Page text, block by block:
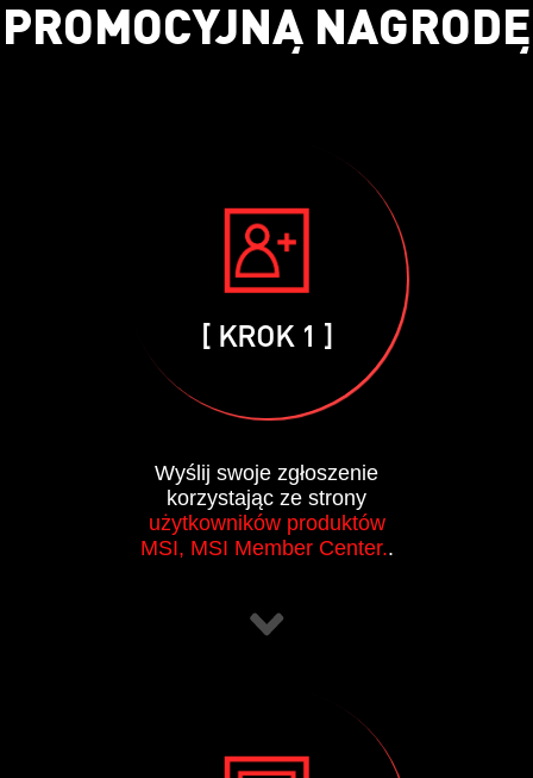
PROMOCYJNĄ NAGRODĘ
[ KROK 1 ]
Wyślij swoje zgłoszenie
korzystając ze strony
użytkowników produktów
MSI, MSI Member Center..